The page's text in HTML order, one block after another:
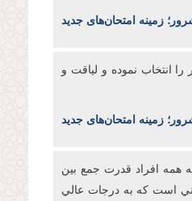
زمینه امتحان‌های جدید
انتخاب نموده و لياقت و
زمینه امتحان‌های جدید
همه افراد قدرت جمع بين
است که به درجات عالي